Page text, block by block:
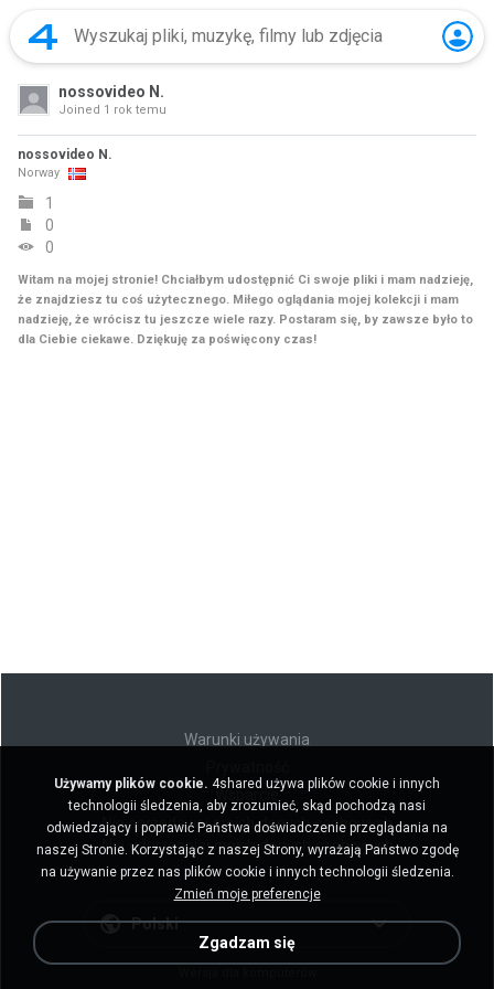
nossovideo N.
Joined 1 rok temu
nossovideo N.
Norway
1
0
0
Witam na mojej stronie! Chciałbym udostępnić Ci swoje pliki i mam nadzieję,
że znajdziesz tu coś użytecznego. Miłego oglądania mojej kolekcji i mam
nadzieję, że wrócisz tu jeszcze wiele razy. Postaram się, by zawsze było to
dla Ciebie ciekawe. Dziękuję za poświęcony czas!
Warunki używania
Nie sprzedawaj moich danych osobowych
Nie udostępniaj moich danych osobowych
Polski
Używamy plików cookie. 4shared używa plików cookie i innych
technologii śledzenia, aby zrozumieć, skąd pochodzą nasi
odwiedzający i poprawić Państwa doświadczenie przeglądania na
naszej Stronie. Korzystając z naszej Strony, wyrażają Państwo zgodę
na używanie przez nas plików cookie i innych technologii śledzenia.
Zmień moje preferencje
Zgadzam się